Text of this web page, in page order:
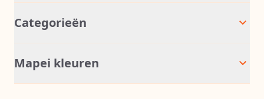
Categorieën
Mapei kleuren